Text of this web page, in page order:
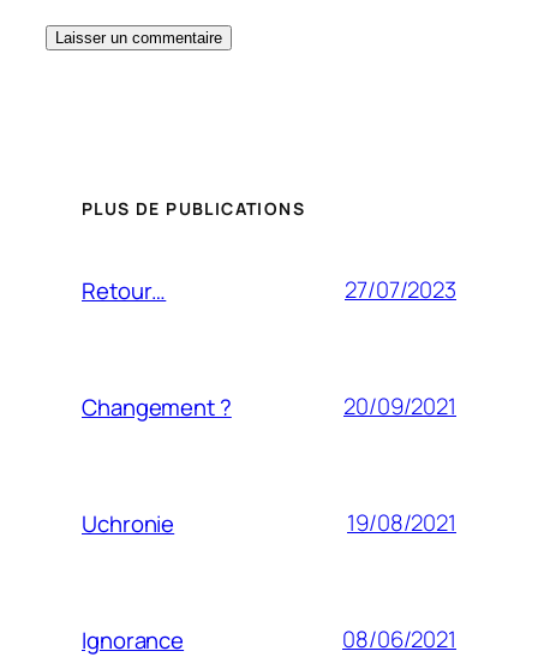
PLUS DE PUBLICATIONS
Retour… 27/07/2023
Changement ? 20/09/2021
Uchronie 19/08/2021
Ignorance 08/06/2021